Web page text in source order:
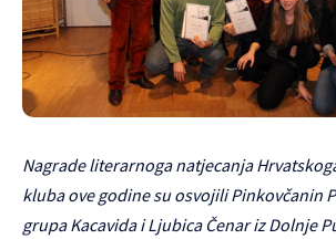
Nagrade literarnoga natjecanja
kluba ove godine su osvojili Pinkovčanin
grupa Kacavida i Ljubica Čenar iz Dolnje